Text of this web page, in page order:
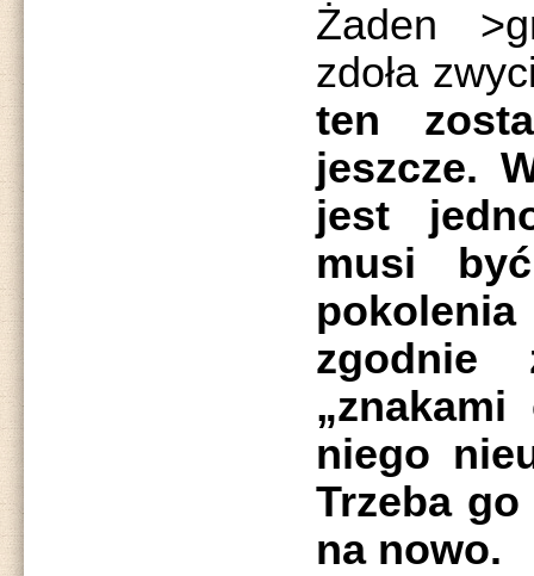
Żaden
zdoła
ten
jeszcze.
jest
musi
zgodnie
niego
Trzeba
na nowo.